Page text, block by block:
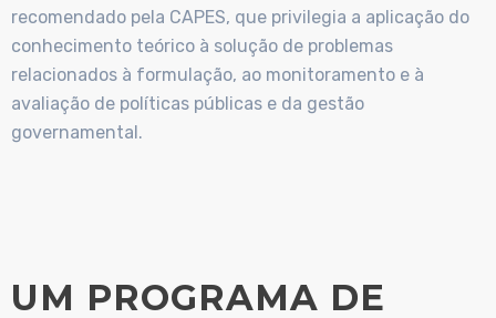
recomendado pela CAPES, que privilegia a aplicação do
conhecimento teórico à solução de problemas
relacionados à formulação, ao monitoramento e à
avaliação de políticas públicas e da gestão
governamental.
UM PROGRAMA DE